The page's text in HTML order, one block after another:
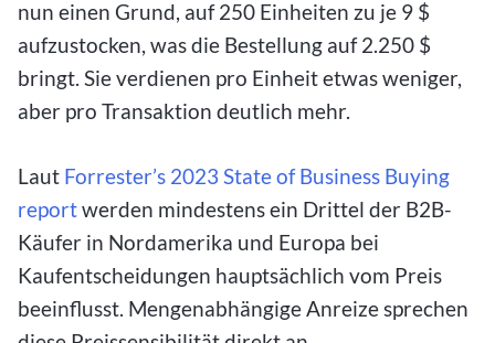
nun einen Grund, auf 250 Einheiten zu je 9 $
aufzustocken, was die Bestellung auf 2.250 $
bringt. Sie verdienen pro Einheit etwas weniger,
aber pro Transaktion deutlich mehr.
Laut Forrester’s 2023 State of Business Buying
reportwerden mindestens ein Drittel der B2B-
Käufer in Nordamerika und Europa bei
Kaufentscheidungen hauptsächlich vom Preis
beeinflusst. Mengenabhängige Anreize sprechen